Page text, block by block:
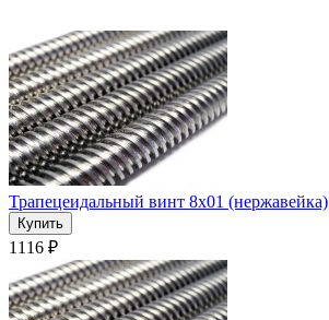
Трапецеидальный винт 8x01 (нержавейка)
1116 ₽